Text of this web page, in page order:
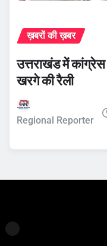
ख़बरों की ख़बर
उत्तराखंड में
खरगे की रैली
Regional Reporter